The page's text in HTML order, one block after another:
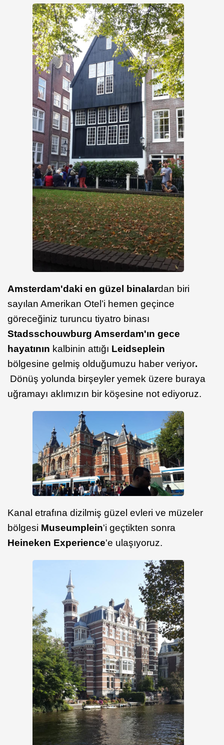
Amsterdam'daki en güzel binalardan biri
sayılan Amerikan Otel’i hemen geçince
göreceğiniz turuncu tiyatro binası
Stadsschouwburg Amserdam'ın gece
hayatının kalbinin attığı Leidseplein
bölgesine gelmiş olduğumuzu haber veriyor.
Dönüş yolunda birşeyler yemek üzere buraya
uğramayı aklımızın bir köşesine not ediyoruz.
Kanal etrafına dizilmiş güzel evleri ve müzeler
bölgesi Museumplein'i geçtikten sonra
Heineken Experience'e ulaşıyoruz.